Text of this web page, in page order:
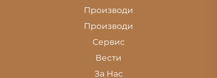
Производи
Производи
Сервис
Вести
За Нас